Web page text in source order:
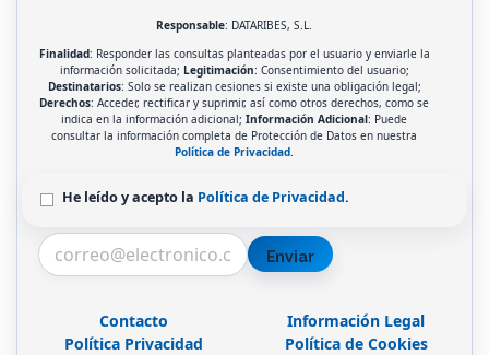
Responsable: DATARIBES, S.L.
Finalidad: Responder las consultas planteadas por el usuario y enviarle la
información solicitada; Legitimación: Consentimiento del usuario;
Destinatarios: Solo se realizan cesiones si existe una obligación legal;
Derechos: Acceder, rectificar y suprimir, así como otros derechos, como se
indica en la información adicional;Información Adicional: Puede
consultar la información completa de Protección de Datos en nuestra
Política de Privacidad.
He leído y acepto la Política de Privacidad.
Enviar
Contacto
Información Legal
Política Privacidad
Política de Cookies